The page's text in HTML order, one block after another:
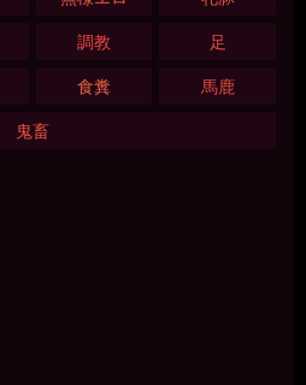
調教 足
食糞 馬鹿
鬼畜